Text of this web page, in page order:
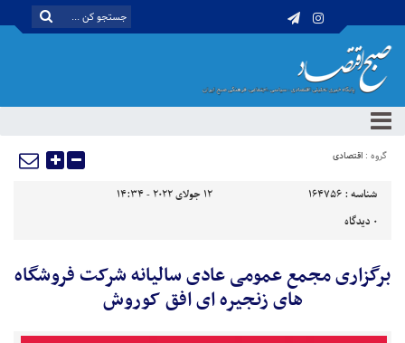
گروه : اقتصادی
شناسه : 164756
12 جولای 2022 - 14:34
0 دیدگاه
برگزاری مجمع عمومی عادی سالیانه شرکت فروشگاه
های زنجیره ای افق کوروش